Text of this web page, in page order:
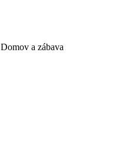
Domov a zábava